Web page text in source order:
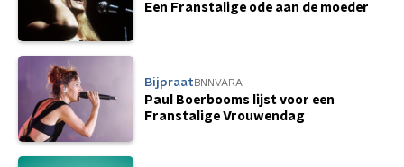
Een Franstalige ode aan de moeder
BijpraatBNNVARA
Paul Boerbooms lijst voor een
Franstalige Vrouwendag